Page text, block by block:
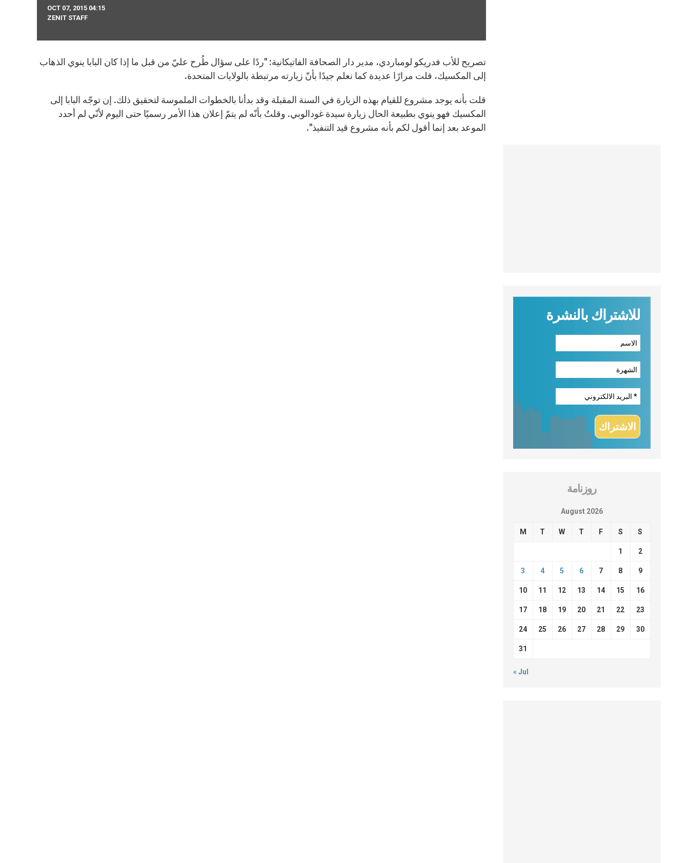
OCT 07, 2015 04:15
ZENIT STAFF
تصريح للأب فدريكو لومباردي، مدير دار الصحافة الفاتيكانية: "ردًا على سؤال طُرح عليّ من قبل ما إذا كان البابا ينوي الذهاب
إلى المكسيك، قلت مرارًا عديدة كما نعلم جيدًا بأنّ زيارته مرتبطة بالولايات المتحدة.
قلت بأنه يوجد مشروع للقيام بهذه الزيارة في السنة المقبلة وقد بدأنا بالخطوات الملموسة لتحقيق ذلك. إن توجّه البابا إلى
المكسيك فهو ينوي بطبيعة الحال زيارة سيدة غودالوبي. وقلتُ بأنّه لم يتمّ إعلان هذا الأمر رسميًا حتى اليوم لأنّي لم أحدد
الموعد بعد إنما أقول لكم بأنه مشروع قيد التنفيذ".
للاشتراك بالنشرة
روزنامة
August 2026
M T W T F S S
1 2
3 4 5 6 7 8 9
10 11 12 13 14 15 16
17 18 19 20 21 22 23
24 25 26 27 28 29 30
31
« Jul